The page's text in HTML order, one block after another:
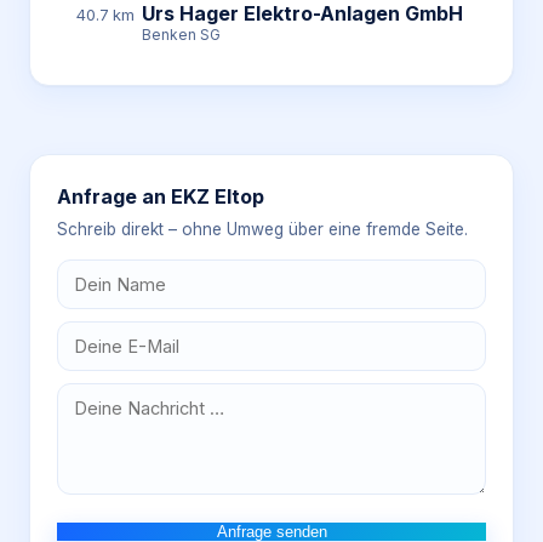
40.7 km Urs Hager Elektro-Anlagen GmbH
Benken SG
Anfrage an EKZ Eltop
Schreib direkt – ohne Umweg über eine fremde Seite.
Anfrage senden